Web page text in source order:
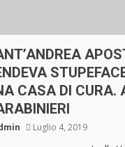
CASA DI CURA.
Luglio 4, 2019